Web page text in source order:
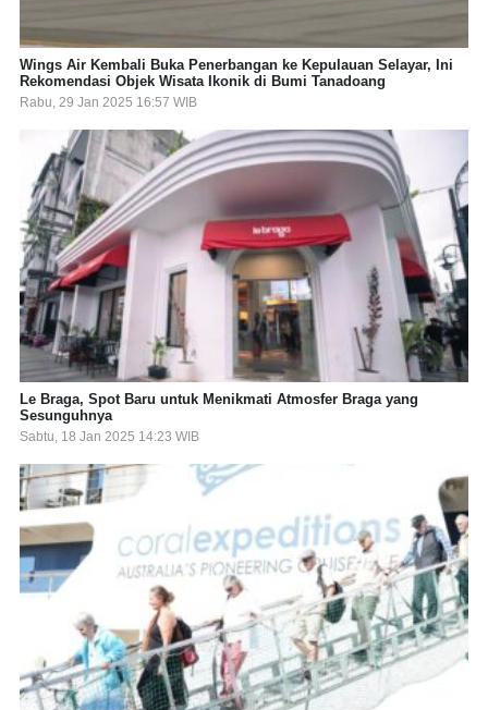
Wings Air Kembali Buka Penerbangan ke Kepulauan Selayar, Ini
Rekomendasi Objek Wisata Ikonik di Bumi Tanadoang
Rabu, 29 Jan 2025 16:57 WIB
Le Braga, Spot Baru untuk Menikmati Atmosfer Braga yang
Sesunguhnya
Sabtu, 18 Jan 2025 14:23 WIB